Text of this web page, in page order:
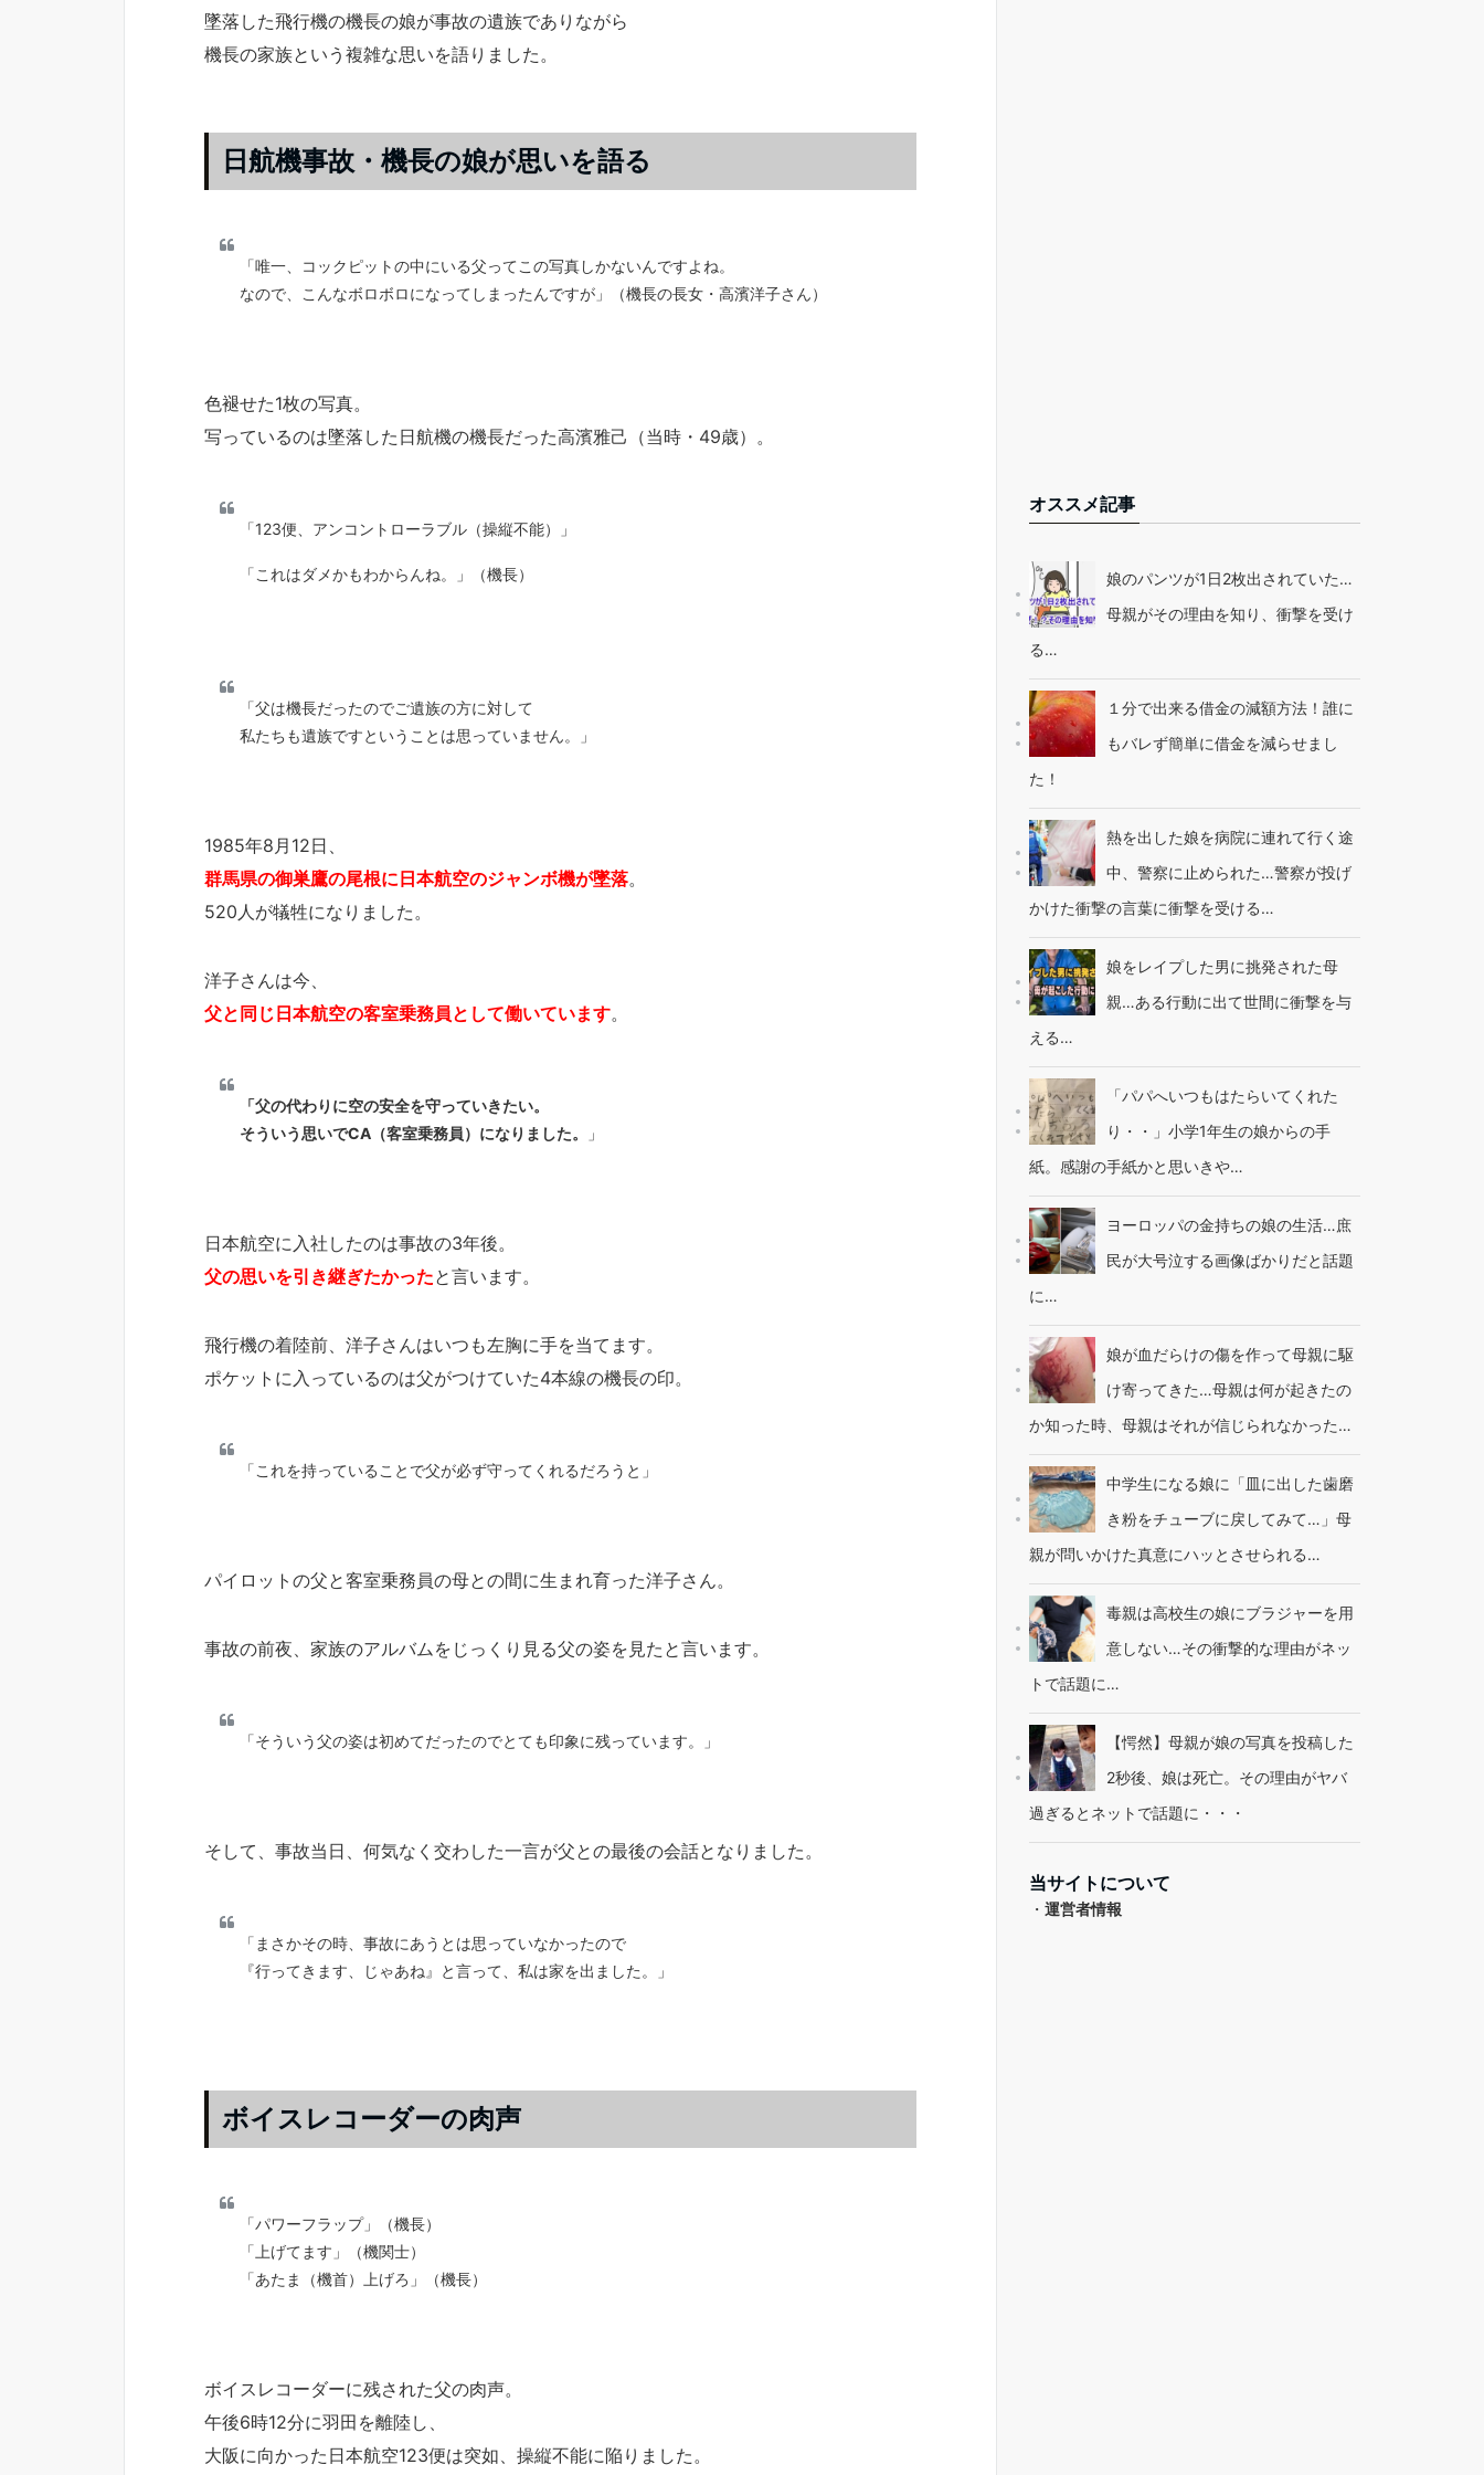
墜落した飛行機の機長の娘が事故の遺族でありながら
機長の家族という複雑な思いを語りました。
日航機事故・機長の娘が思いを語る
「唯一、コックピットの中にいる父ってこの写真しかないんですよね。
なので、こんなボロボロになってしまったんですが」（機長の長女・高濱洋子さん）
色褪せた1枚の写真。
写っているのは墜落した日航機の機長だった高濱雅己（当時・49歳）。
「123便、アンコントローラブル（操縦不能）」
「これはダメかもわからんね。」（機長）
「父は機長だったのでご遺族の方に対して
私たちも遺族ですということは思っていません。」
1985年8月12日、
群馬県の御巣鷹の尾根に日本航空のジャンボ機が墜落。
520人が犠牲になりました。
洋子さんは今、
父と同じ日本航空の客室乗務員として働いています。
「父の代わりに空の安全を守っていきたい。
そういう思いでCA（客室乗務員）になりました。
」
日本航空に入社したのは事故の3年後。
父の思いを引き継ぎたかったと言います。
飛行機の着陸前、洋子さんはいつも左胸に手を当てます。
ポケットに入っているのは父がつけていた4本線の機長の印。
「これを持っていることで父が必ず守ってくれるだろうと」
パイロットの父と客室乗務員の母との間に生まれ育った洋子さん。
事故の前夜、家族のアルバムをじっくり見る父の姿を見たと言います。
「そういう父の姿は初めてだったのでとても印象に残っています。」
そして、事故当日、何気なく交わした一言が父との最後の会話となりました。
「まさかその時、事故にあうとは思っていなかったので
『行ってきます、じゃあね』と言って、私は家を出ました。」
ボイスレコーダーの肉声
「パワーフラップ」（機長）
「上げてます」（機関士）
「あたま（機首）上げろ」（機長）
ボイスレコーダーに残された父の肉声。
午後6時12分に羽田を離陸し、
大阪に向かった日本航空123便は突如、操縦不能に陥りました。
オススメ記事
娘のパンツが1日2枚出されていた…
母親がその理由を知り、衝撃を受け
る…
１分で出来る借金の減額方法！誰に
もバレず簡単に借金を減らせまし
た！
熱を出した娘を病院に連れて行く途
中、警察に止められた…警察が投げ
かけた衝撃の言葉に衝撃を受ける…
娘をレイプした男に挑発された母
親…ある行動に出て世間に衝撃を与
える…
「パパへいつもはたらいてくれた
り・・」小学1年生の娘からの手
紙。感謝の手紙かと思いきや…
ヨーロッパの金持ちの娘の生活…庶
民が大号泣する画像ばかりだと話題
に…
娘が血だらけの傷を作って母親に駆
け寄ってきた…母親は何が起きたの
か知った時、母親はそれが信じられなかった…
中学生になる娘に「皿に出した歯磨
き粉をチューブに戻してみて…」母
親が問いかけた真意にハッとさせられる…
毒親は高校生の娘にブラジャーを用
意しない…その衝撃的な理由がネッ
トで話題に…
【愕然】母親が娘の写真を投稿した
2秒後、娘は死亡。その理由がヤバ
過ぎるとネットで話題に・・・
当サイトについて
・ 運営者情報